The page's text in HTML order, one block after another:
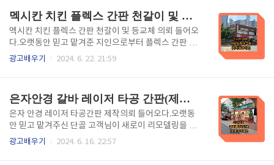
업. 3.플렉스 전면 간판 완성. 4.시공하다.. 5.플렉스 간
판 완성. 6.포스팅을 마치며. 1. 플렉스 간판이란?플렉
스 간판은 주로 PVC 소재로 만들어진 간판으로, 빛을
통과시킬 수 있는 특성을 가지고 있어 내부에 조명을 설
치하여 간판을 밝게 표시할 수 있습니다. 이 간판은 가
멕시칸 치킨 플렉스 간판 천갈이 및 등교체 (제작:동광네온)
멕시칸 치킨 플렉스 간판 천갈이 및 등교체 의뢰 들어오
다.오랫동안 믿고 맡겨준 지인으로부터 플렉스 간판 천
갈이 및 등교체 의뢰가 들어왔습니다. 간판업을 시작한
판이란? 2. 플렉스 간판 장, 단점. 3. 천갈이 및 등교체.
4. 시공. 5.완성. 6.포스팅을 마치며. 1. 플렉스 간판
이란?재질은 폴리에스터 소재로 만든 천을 말하는데 빛
투과율이 좋고 내구성이 뛰어나기 때문에 실내외 간판,
배너, 현수막등 여러 가지 용도로 활용되고 있습니다.
광고배우기 2024. 6. 22. 21:59
은자안경 갈바 레이저 타공 간판(제작: 동광네온)
은자 안경 레이저 타공간판 제작의뢰 들어오다.오랫동
안 믿고 맡겨주신 단골 고객님이 새로이 리모델링을 하
고 간판을 하는데 우리를 믿고 레이저 타공 간판을 의뢰
광고배우기 2024. 6. 16. 22:57